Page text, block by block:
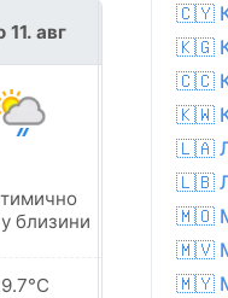
11. авг
близини
Местимично
киша у
29.9°C
🇨🇾
🇰🇬
🇨🇨
🇰🇼
🇱🇦
🇱🇧
🇲🇴
🇲🇻
🇲🇾